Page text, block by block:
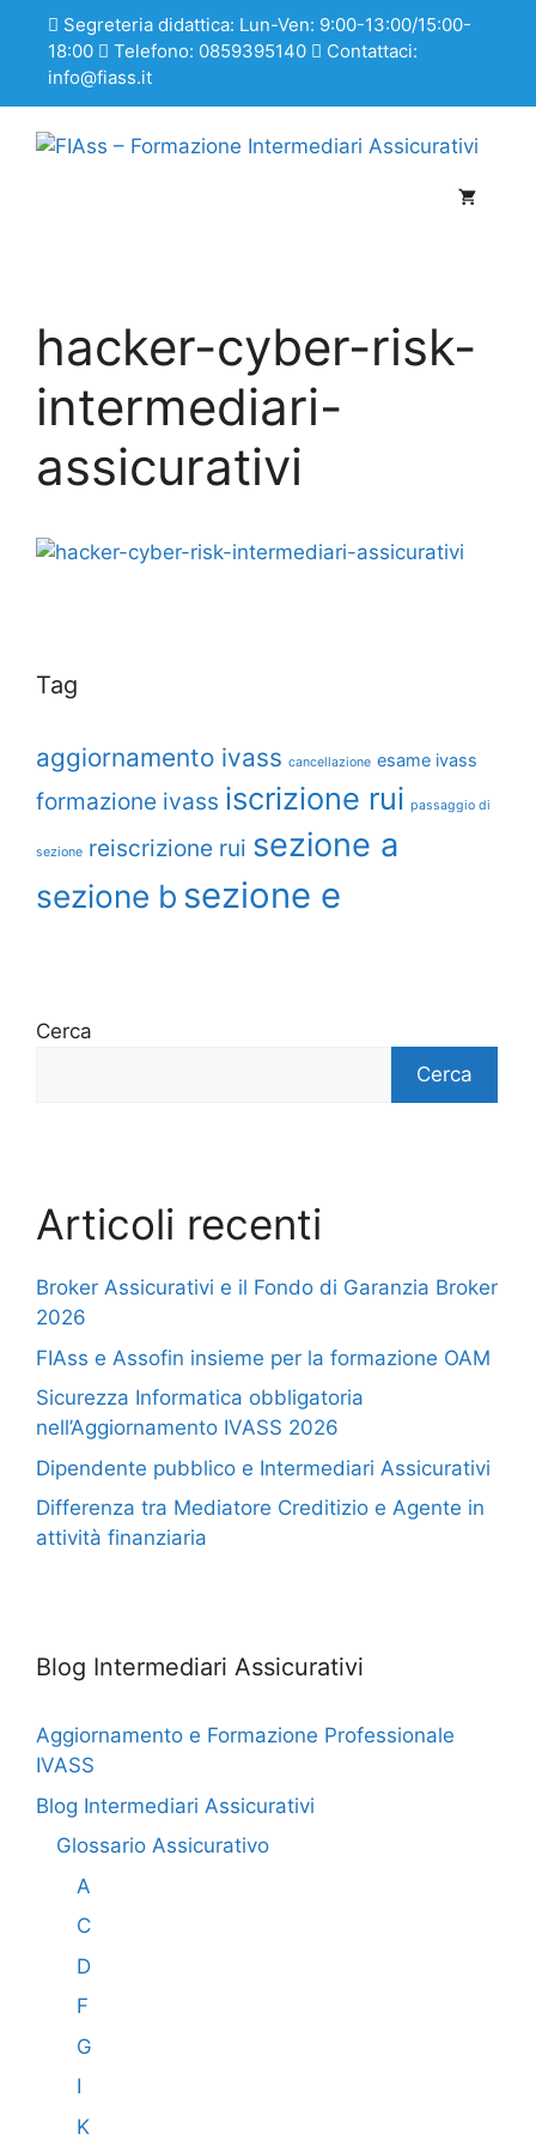
Segreteria didattica: Lun-Ven: 9:00-13:00/15:00-
18:00
Telefono: 0859395140
Contattaci:
info@fiass.it
hacker-cyber-risk-
intermediari-
assicurativi
Tag
aggiornamento ivass cancellazione esame ivass
formazione ivass iscrizione rui passaggio di
sezione reiscrizione rui sezione a
sezione b sezione e
Cerca
Cerca
Articoli recenti
Broker Assicurativi e il Fondo di Garanzia Broker
2026
FIAss e Assofin insieme per la formazione OAM
Sicurezza Informatica obbligatoria
nell’Aggiornamento IVASS 2026
Dipendente pubblico e Intermediari Assicurativi
Differenza tra Mediatore Creditizio e Agente in
attività finanziaria
Blog Intermediari Assicurativi
Aggiornamento e Formazione Professionale
IVASS
Blog Intermediari Assicurativi
Glossario Assicurativo
A
C
D
F
G
I
K